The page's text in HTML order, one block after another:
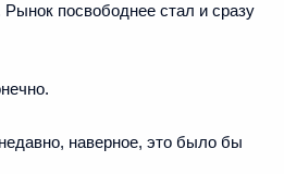
посвободнее стал и сразу
наверное, это было бы